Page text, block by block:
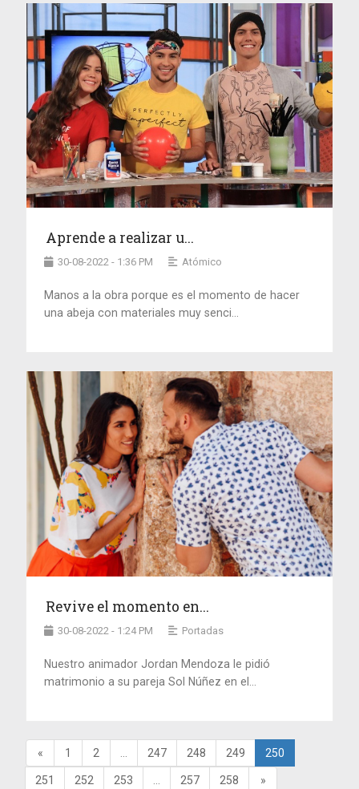
Aprende a realizar u...
30-08-2022 - 1:36 PM Atómico
Manos a la obra porque es el momento de hacer
una abeja con materiales muy senci...
Revive el momento en...
30-08-2022 - 1:24 PM Portadas
Nuestro animador Jordan Mendoza le pidió
matrimonio a su pareja Sol Núñez en el...
« 1 2 247 248 249 250
251 252 253 257 258 »